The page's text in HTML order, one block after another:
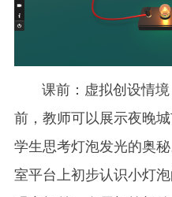
课前：虚拟创设情境
前，教师可以展示夜晚
学生思考灯泡发光的奥
室平台上初步认识小灯